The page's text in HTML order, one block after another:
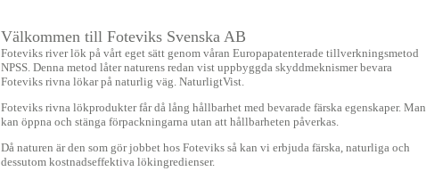
Välkommen till Foteviks Svenska AB
Foteviks river lök på vårt eget sätt genom våran Europapatenterade tillverkningsmetod
NPSS. Denna metod låter naturens redan vist uppbyggda skyddmeknismer bevara
Foteviks rivna lökar på naturlig väg. NaturligtVist.
Foteviks rivna lökprodukter får då lång hållbarhet med bevarade färska egenskaper. Man
kan öppna och stänga förpackningarna utan att hållbarheten påverkas.
Då naturen är den som gör jobbet hos Foteviks så kan vi erbjuda färska, naturliga och
dessutom kostnadseffektiva lökingredienser.